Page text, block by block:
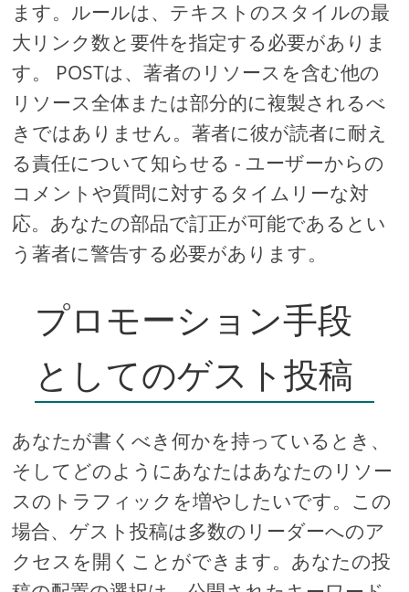
ます。ルールは、テキストのスタイルの最
大リンク数と要件を指定する必要がありま
す。 POSTは、著者のリソースを含む他の
リソース全体または部分的に複製されるべ
きではありません。著者に彼が読者に耐え
る責任について知らせる - ユーザーからの
コメントや質問に対するタイムリーな対
応。あなたの部品で訂正が可能であるとい
う著者に警告する必要があります。
プロモーション手段
としてのゲスト投稿
あなたが書くべき何かを持っているとき、
そしてどのようにあなたはあなたのリソー
スのトラフィックを増やしたいです。この
場合、ゲスト投稿は多数のリーダーへのア
クセスを開くことができます。あなたの投